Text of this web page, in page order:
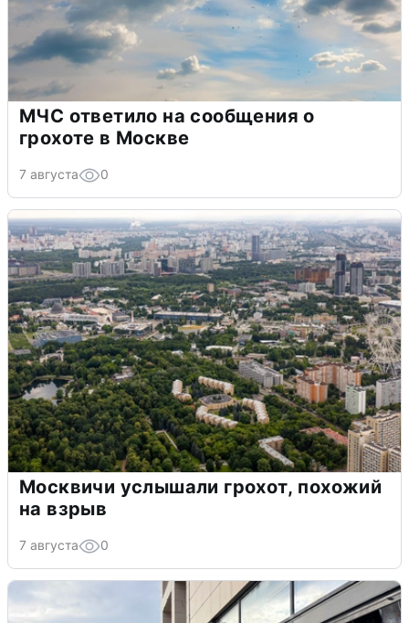
МЧС ответило на сообщения о
грохоте в Москве
7 августа 0
Москвичи услышали грохот, похожий
на взрыв
7 августа 0